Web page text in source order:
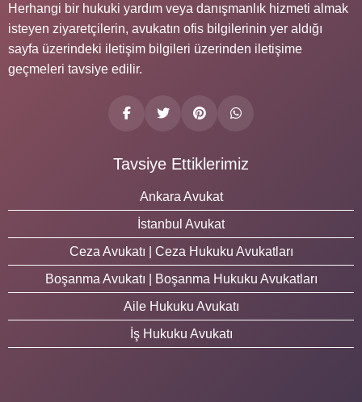
Herhangi bir hukuki yardım veya danışmanlık hizmeti almak
isteyen ziyaretçilerin, avukatın ofis bilgilerinin yer aldığı
sayfa üzerindeki iletişim bilgileri üzerinden iletişime
geçmeleri tavsiye edilir.
Tavsiye Ettiklerimiz
Ankara Avukat
İstanbul Avukat
Ceza Avukatı | Ceza Hukuku Avukatları
Boşanma Avukatı | Boşanma Hukuku Avukatları
Aile Hukuku Avukatı
İş Hukuku Avukatı